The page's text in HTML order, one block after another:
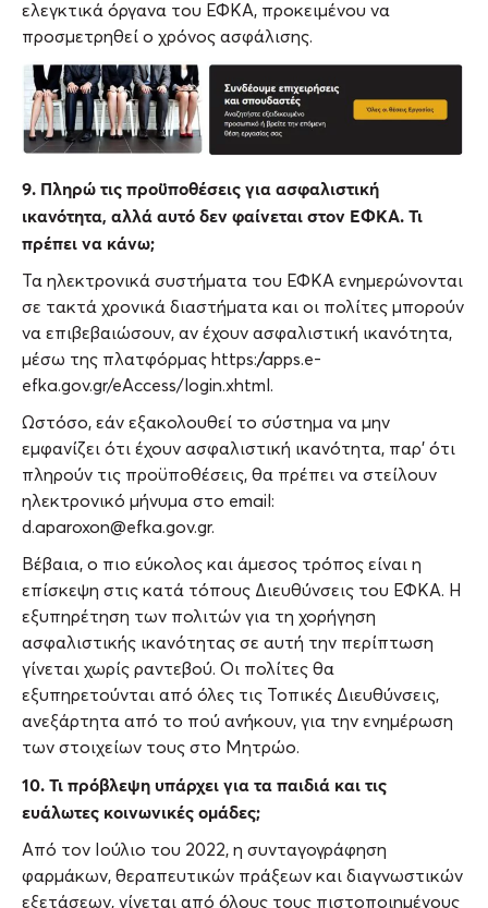
ελεγκτικά όργανα του ΕΦΚΑ, προκειμένου να
προσμετρηθεί ο χρόνος ασφάλισης.
9. Πληρώ τις προϋποθέσεις για ασφαλιστική
ικανότητα, αλλά αυτό δεν φαίνεται στον ΕΦΚΑ. Τι
πρέπει να κάνω;
Τα ηλεκτρονικά συστήματα του ΕΦΚΑ ενημερώνονται
σε τακτά χρονικά διαστήματα και οι πολίτες μπορούν
να επιβεβαιώσουν, αν έχουν ασφαλιστική ικανότητα,
μέσω της πλατφόρμας https://apps.e-
efka.gov.gr/eAccess/login.xhtml.
Ωστόσο, εάν εξακολουθεί το σύστημα να μην
εμφανίζει ότι έχουν ασφαλιστική ικανότητα, παρ’ ότι
πληρούν τις προϋποθέσεις, θα πρέπει να στείλουν
ηλεκτρονικό μήνυμα στο email:
d.aparoxon@efka.gov.gr.
Βέβαια, ο πιο εύκολος και άμεσος τρόπος είναι η
επίσκεψη στις κατά τόπους Διευθύνσεις του ΕΦΚΑ. Η
εξυπηρέτηση των πολιτών για τη χορήγηση
ασφαλιστικής ικανότητας σε αυτή την περίπτωση
γίνεται χωρίς ραντεβού. Οι πολίτες θα
εξυπηρετούνται από όλες τις Τοπικές Διευθύνσεις,
ανεξάρτητα από το πού ανήκουν, για την ενημέρωση
των στοιχείων τους στο Μητρώο.
10. Τι πρόβλεψη υπάρχει για τα παιδιά και τις
ευάλωτες κοινωνικές ομάδες;
Από τον Ιούλιο του 2022, η συνταγογράφηση
φαρμάκων, θεραπευτικών πράξεων και διαγνωστικών
εξετάσεων, γίνεται από όλους τους πιστοποιημένους